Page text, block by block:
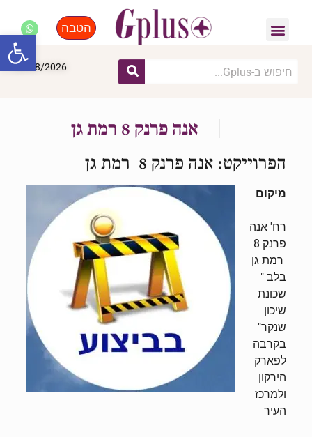
הטבה
06/08/2026
אנה פרנק 8 רמת גן
הפרוייקט: אנה פרנק רמתגן
מיקום
רח' אנה
פרנק 8
רמתגן
בלב "
שכונת
שיכון
שנקר"
בקרבה
לפארק
הירקון
ולמרכז
העיר
פתח